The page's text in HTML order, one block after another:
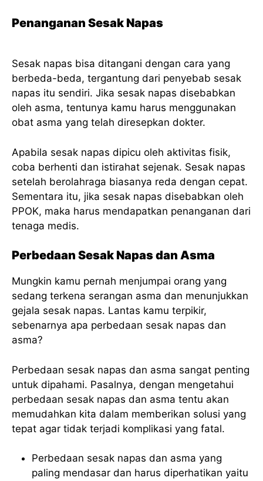
Penanganan Sesak Napas
Sesak napas bisa ditangani dengan cara yang
berbeda-beda, tergantung dari penyebab sesak
napas itu sendiri. Jika sesak napas disebabkan
oleh asma, tentunya kamu harus menggunakan
obat asma yang telah diresepkan dokter.
Apabila sesak napas dipicu oleh aktivitas fisik,
coba berhenti dan istirahat sejenak. Sesak napas
setelah berolahraga biasanya reda dengan cepat.
Sementara itu, jika sesak napas disebabkan oleh
PPOK, maka harus mendapatkan penanganan dari
tenaga medis.
Perbedaan Sesak Napas dan Asma
Mungkin kamu pernah menjumpai orang yang
sedang terkena serangan asma dan menunjukkan
gejala sesak napas. Lantas kamu terpikir,
sebenarnya apa perbedaan sesak napas dan
asma?
Perbedaan sesak napas dan asma sangat penting
untuk dipahami. Pasalnya, dengan mengetahui
perbedaan sesak napas dan asma tentu akan
memudahkan kita dalam memberikan solusi yang
tepat agar tidak terjadi komplikasi yang fatal.
Perbedaan sesak napas dan asma yang
paling mendasar dan harus diperhatikan yaitu